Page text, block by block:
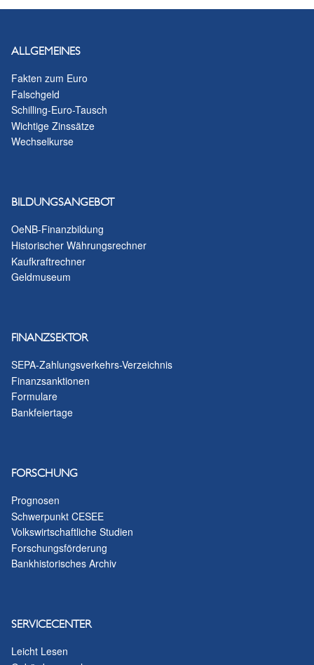
ALLGEMEINES
Fakten zum Euro
Falschgeld
Schilling-Euro-Tausch
Wichtige Zinssätze
Wechselkurse
BILDUNGSANGEBOT
OeNB-Finanzbildung
Historischer Währungsrechner
Kaufkraftrechner
Geldmuseum
FINANZSEKTOR
SEPA-Zahlungsverkehrs-Verzeichnis
Finanzsanktionen
Formulare
Bankfeiertage
FORSCHUNG
Prognosen
Schwerpunkt CESEE
Volkswirtschaftliche Studien
Forschungsförderung
Bankhistorisches Archiv
SERVICECENTER
Leicht Lesen